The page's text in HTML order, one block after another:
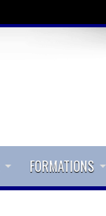
FORMATIONS